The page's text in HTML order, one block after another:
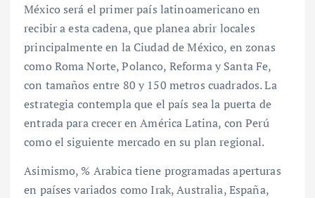
México será el primer país latinoamericano en
recibir a esta cadena, que planea abrir locales
principalmente en la Ciudad de México, en zonas
como Roma Norte, Polanco, Reforma y Santa Fe,
con tamaños entre 80 y 150 metros cuadrados. La
estrategia contempla que el país sea la puerta de
entrada para crecer en América Latina, con Perú
como el siguiente mercado en su plan regional.
Asimismo, % Arabica tiene programadas aperturas
en países variados como Irak, Australia, España,